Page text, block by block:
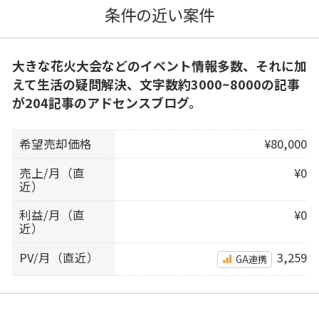
条件の近い案件
大きな花火大会などのイベント情報多数、それに加
えて生活の疑問解決、文字数約3000~8000の記事
が204記事のアドセンスブログ。
希望売却価格
¥80,000
売上/月（直
近）
¥0
利益/月（直
近）
¥0
PV/月（直近） GA連携 3,259